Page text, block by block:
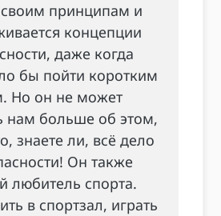
принципам и
концепции
даже когда
бы пойти коротким
Но он не может
нам больше об этом,
знаете ли, всё дело
Он также
любитель спорта.
в спортзал, играть